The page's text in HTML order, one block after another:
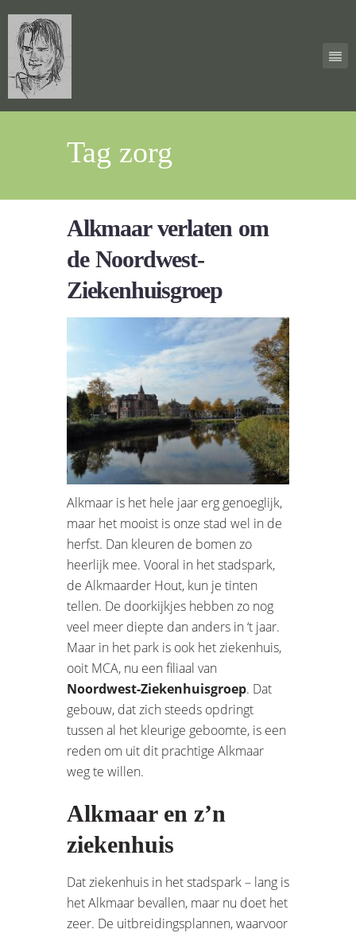
Tag zorg
Alkmaar verlaten om
de Noordwest-
Ziekenhuisgroep
Alkmaar is het hele jaar erg genoeglijk,
maar het mooist is onze stad wel in de
herfst. Dan kleuren de bomen zo
heerlijk mee. Vooral in het stadspark,
de Alkmaarder Hout, kun je tinten
tellen. De doorkijkjes hebben zo nog
veel meer diepte dan anders in ‘t jaar.
Maar in het park is ook het ziekenhuis,
ooit MCA, nu een filiaal van
Noordwest-Ziekenhuisgroep. Dat
gebouw, dat zich steeds opdringt
tussen al het kleurige geboomte, is een
reden om uit dit prachtige Alkmaar
weg te willen.
Alkmaar en z’n
ziekenhuis
Dat ziekenhuis in het stadspark – lang is
het Alkmaar bevallen, maar nu doet het
zeer. De uitbreidingsplannen, waarvoor